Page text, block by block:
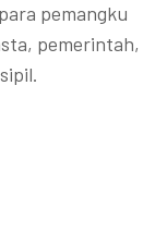
pemangku
pemerintah,